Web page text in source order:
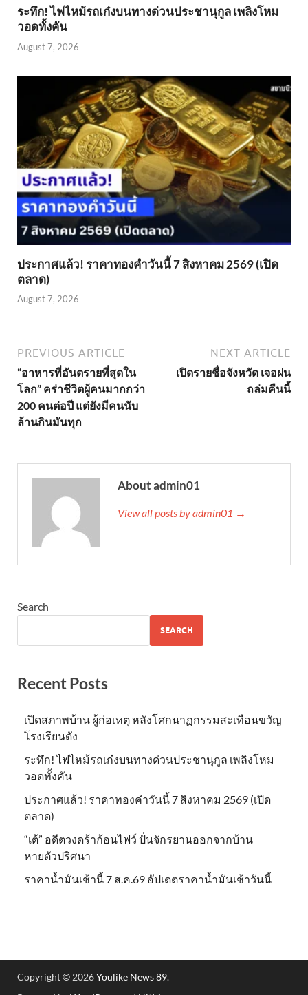
ระทึก! ไฟไหม้รถเก๋งบนทางด่วนประชานุกูล เพลิงโหม
วอดทั้งคัน
August 7, 2026
ประกาศแล้ว! ราคาทองคำวันนี้ 7 สิงหาคม 2569 (เปิด
ตลาด)
August 7, 2026
PREVIOUS ARTICLE
“อาหารที่อันตรายที่สุดใน
โลก” คร่าชีวิตผู้คนมากกว่า
200 คนต่อปี แต่ยังมีคนนับ
ล้านกินมันทุก
NEXT ARTICLE
เปิดรายชื่อจังหวัด เจอฝน
ถล่มคืนนี้
About admin01
View all posts by admin01 →
Search
SEARCH
Recent Posts
เปิดสภาพบ้าน ผู้ก่อเหตุ หลังโศกนาฏกรรมสะเทือนขวัญ
โรงเรียนดัง
ระทึก! ไฟไหม้รถเก๋งบนทางด่วนประชานุกูล เพลิงโหม
วอดทั้งคัน
ประกาศแล้ว! ราคาทองคำวันนี้ 7 สิงหาคม 2569 (เปิด
ตลาด)
“เต้” อดีตวงดร้าก้อนไฟว์ ปั่นจักรยานออกจากบ้าน
หายตัวปริศนา
ราคาน้ำมันเช้านี้ 7 ส.ค.69 อัปเดตราคาน้ำมันเช้าวันนี้
Copyright © 2026Youlike News 89.